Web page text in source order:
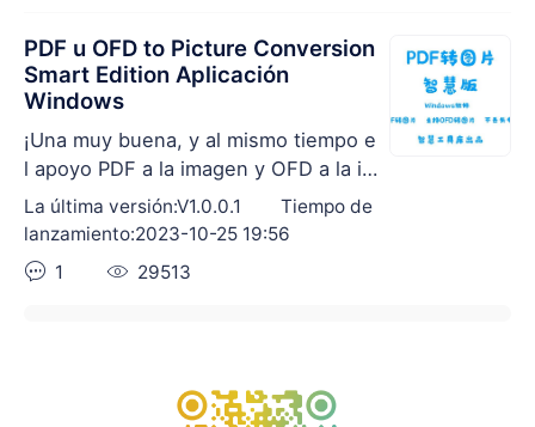
dad de reconocimiento, alta precisión
, soporte de lotes, procedimientos op
erativos ultra sencillos.
PDF u OFD to Picture Conversion
Smart Edition Aplicación
Windows
¡Una muy buena, y al mismo tiempo e
l apoyo PDF a la imagen y OFD a la im
agen de la aplicación de escritorio de
Windows salió!
La última versión:V1.0.0.1
Tiempo de
lanzamiento:2023-10-25 19:56
1
29513